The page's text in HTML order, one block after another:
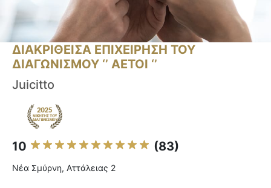
ΔΙΑΚΡΙΘΕΙΣΑ ΕΠΙΧΕΙΡΗΣΗ ΤΟΥ
ΔΙΑΓΩΝΙΣΜΟΥ ‘’ ΑΕΤΟΙ ‘’
Juicitto
10 (83)
Νέα Σμύρνη, Αττάλειας 2